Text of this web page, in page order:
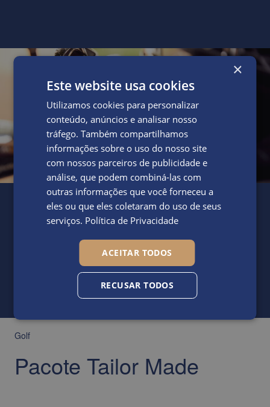
Golf
Pacote Tailor Made
×
Este website usa cookies
Utilizamos cookies para personalizar
conteúdo, anúncios e analisar nosso
tráfego. Também compartilhamos
informações sobre o uso do nosso site
com nossos parceiros de publicidade e
análise, que podem combiná-las com
outras informações que você forneceu a
eles ou que eles coletaram do uso de seus
serviços. Política de Privacidade
ACEITAR TODOS
RECUSAR TODOS